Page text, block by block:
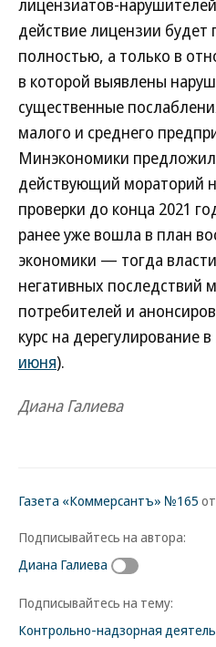
лицензиатов-
действие лицензии будет
полностью, а только в
в которой выявлены
существенные
малого и среднего
Минэкономики
действующий мораторий
проверки до конца 2021
ранее уже вошла в план
экономики — тогда
негативных последствий
потребителей и
курс на дерегулирование в
июня).
Диана Галиева
Газета «Коммерсантъ» №165
Подписывайтесь на автора:
Диана Галиева
Подписывайтесь на тему:
Контрольно-надзорная